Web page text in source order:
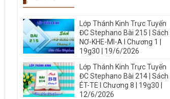
Lớp Thánh Kinh Trực Tuyến
ĐC Stephano Bài 215 | Sách
NƠ-KHE-MI-A I Chương 1 |
19g30 | 19/6/2026
Lớp Thánh Kinh Trực Tuyến
ĐC Stephano Bài 214 | Sách
ÉT-TE I Chương 8 | 19g30 |
12/6/2026